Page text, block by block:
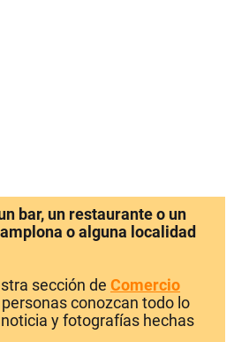
bar, un restaurante o un
o alguna localidad
sección de Comercio
conozcan todo lo
y fotografías hechas